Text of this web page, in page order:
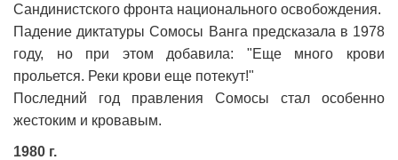
Сандинистского фронта национального освобождения.
Падение диктатуры Сомосы Ванга предсказала в 1978
году, но при этом добавила: "Еще много крови
прольется. Реки крови еще потекут!"
Последний год правления Сомосы стал особенно
жестоким и кровавым.
1980 г.